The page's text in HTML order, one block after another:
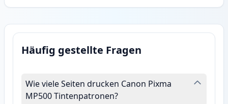
Häufig gestellte Fragen
Wie viele Seiten drucken Canon Pixma
MP500 Tintenpatronen?